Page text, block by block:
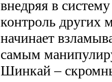
внедряя в
контроль других
начинает
самым
Шинкай –